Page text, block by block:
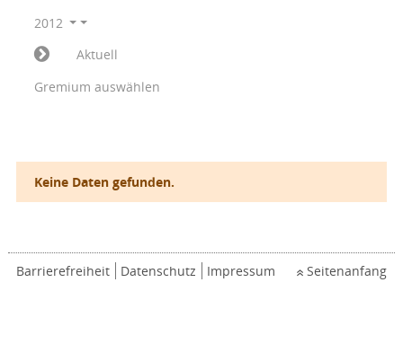
2012
Aktuell
Gremium auswählen
Keine Daten gefunden.
Barrierefreiheit Datenschutz Impressum Seitenanfang